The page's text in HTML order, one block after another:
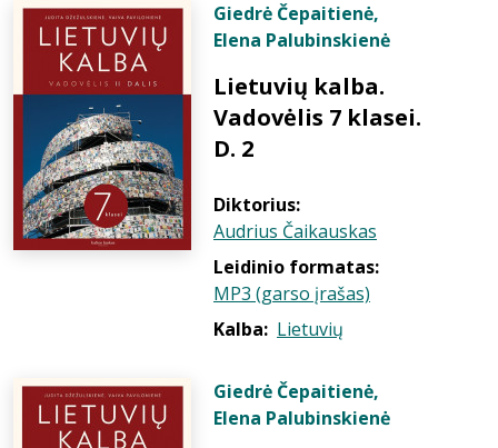
Giedrė Čepaitienė,
Elena Palubinskienė
Lietuvių kalba.
Vadovėlis 7 klasei.
D. 2
Diktorius:
Audrius Čaikauskas
Leidinio formatas:
MP3 (garso įrašas)
Kalba: Lietuvių
Giedrė Čepaitienė,
Elena Palubinskienė